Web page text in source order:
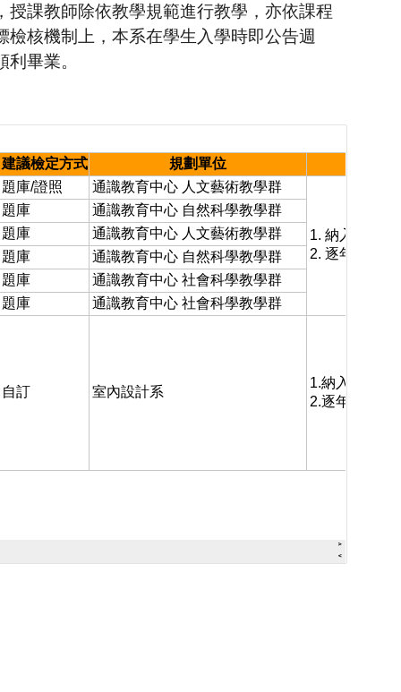
課教師除依教學規範進行教學，亦依課程
核機制上，本系在學生入學時即公告週
畢業。